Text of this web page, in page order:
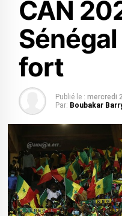
CAN
fort
Publié le : mercredi
Par: Boubakar